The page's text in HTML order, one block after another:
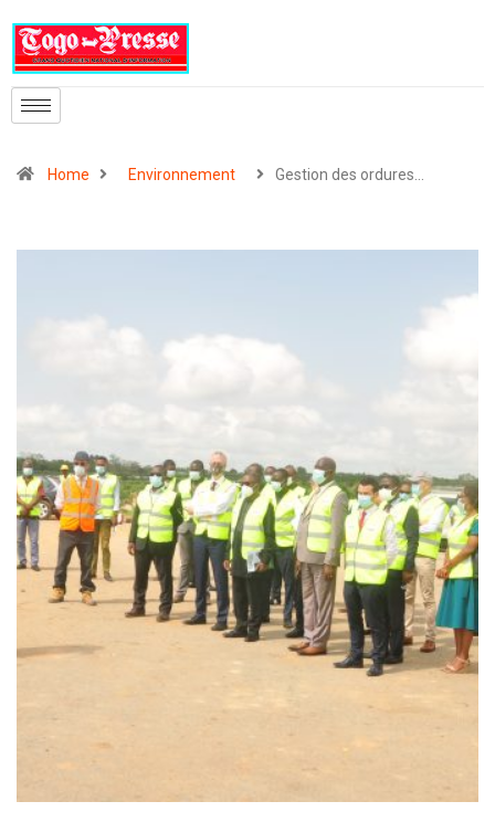
Home Environnement Gestion des ordures…